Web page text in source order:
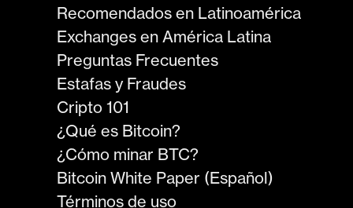
Recomendados en Latinoamérica
Exchanges en América Latina
Preguntas Frecuentes
Estafas y Fraudes
Cripto 101
¿Qué es Bitcoin?
¿Cómo minar BTC?
Bitcoin White Paper (Español)
Términos de uso